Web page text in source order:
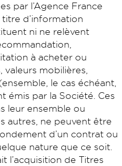
par l’Agence France
d’information
ni ne relèvent
à acheter ou
mobilières,
le cas échéant,
émis par la Société. Ces
leur ensemble ou
autres, ne peuvent être
d’un contrat ou
nature que ce soit.
l’acquisition de Titres